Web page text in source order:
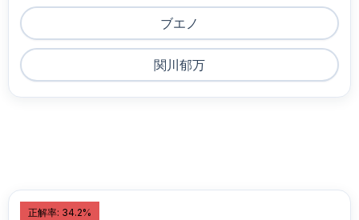
ブエノ
関川郁万
正解率: 34.2%